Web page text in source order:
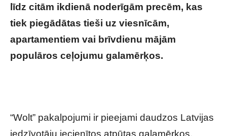
līdz citām ikdienā noderīgām precēm, kas
tiek piegādātas tieši uz viesnīcām,
apartamentiem vai brīvdienu mājām
populāros ceļojumu galamērķos.
“Wolt” pakalpojumi ir pieejami daudzos Latvijas
iedzīvotāju iecienītos atpūtas galamērķos,